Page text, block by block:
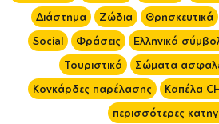
Διάστημα
Ζώδια Θρησκευτικά
Social
Φράσεις Ελληνικά
Τουριστικά
Σώματα
Κονκάρδες παρέλασης
Καπέλα
περισσότερες